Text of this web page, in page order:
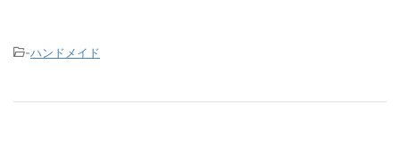
-ハンドメイド